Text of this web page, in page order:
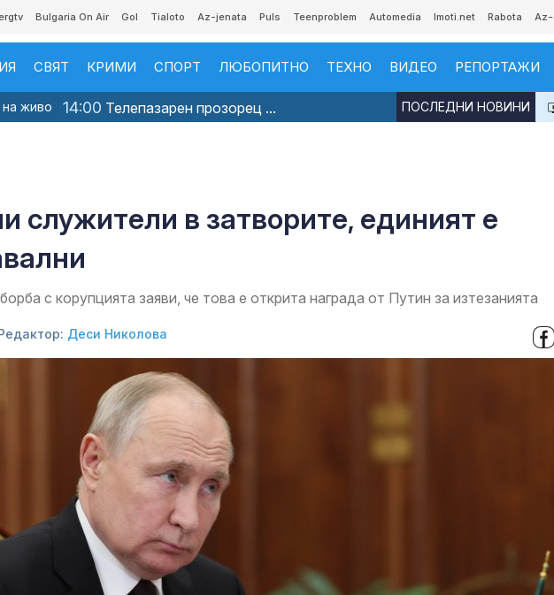
Bulgaria On Air Gol Tialoto Az-jenata Puls Teenproblem Automedia Imoti.net Rabota
СВЯТ КРИМИ СПОРТ ЛЮБОПИТНО ТЕХНО ВИДЕО РЕПОРТАЖИ
живо 14:00 Телепазарен прозорец ... ПОСЛЕДНИ НОВИНИ
служители в затворите, единият е
с корупцията заяви, че това е открита награда от Путин за изтезанията
Деси Николова